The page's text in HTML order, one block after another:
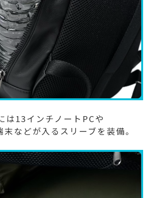
は13インチノートPCや
などが入るスリーブを装備。